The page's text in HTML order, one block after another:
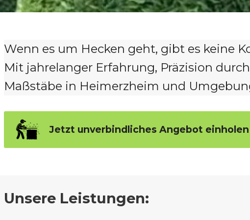
Wenn es um Hecken geht, gibt es keine
Mit jahrelanger Erfahrung, Präzision
Maßstäbe in Heimerzheim und
Jetzt unverbindliches Angebot einholen
Unsere Leistungen: